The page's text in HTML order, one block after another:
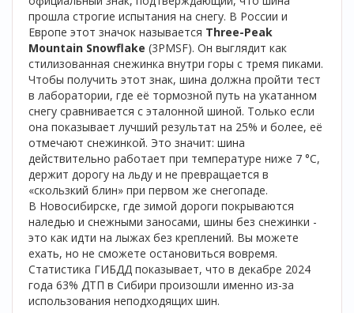
прошла строгие испытания на снегу. В России и
Европе этот значок называется Three-Peak
Mountain Snowflake (3PMSF). Он выглядит как
стилизованная снежинка внутри горы с тремя пиками.
Чтобы получить этот знак, шина должна пройти тест
в лаборатории, где её тормозной путь на укатанном
снегу сравнивается с эталонной шиной. Только если
она показывает лучший результат на 25% и более, её
отмечают снежинкой. Это значит: шина
действительно работает при температуре ниже 7 °C,
держит дорогу на льду и не превращается в
«скользкий блин» при первом же снегопаде.
В Новосибирске, где зимой дороги покрываются
наледью и снежными заносами, шины без снежинки -
это как идти на лыжах без креплений. Вы можете
ехать, но не сможете остановиться вовремя.
Статистика ГИБДД показывает, что в декабре 2024
года 63% ДТП в Сибири произошли именно из-за
использования неподходящих шин.